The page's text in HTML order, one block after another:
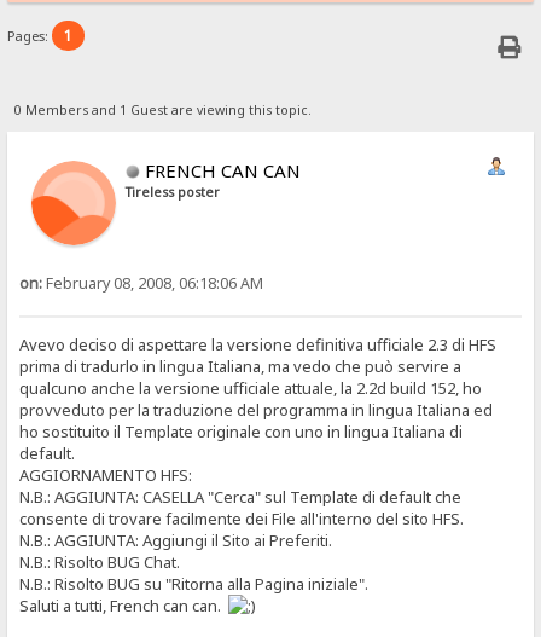
Pages: 1
0 Members and 1 Guest are viewing this topic.
FRENCH CAN CAN
Tireless poster
on:February 08, 2008, 06:18:06 AM
Avevo deciso di aspettare la versione definitiva ufficiale 2.3 di HFS
prima di tradurlo in lingua Italiana, ma vedo che può servire a
qualcuno anche la versione ufficiale attuale, la 2.2d build 152, ho
provveduto per la traduzione del programma in lingua Italiana ed
ho sostituito il Template originale con uno in lingua Italiana di
default.
AGGIORNAMENTO HFS:
N.B.: AGGIUNTA: CASELLA "Cerca" sul Template di default che
consente di trovare facilmente dei File all'interno del sito HFS.
N.B.: AGGIUNTA: Aggiungi il Sito ai Preferiti.
N.B.: Risolto BUG Chat.
N.B.: Risolto BUG su "Ritorna alla Pagina iniziale".
Saluti a tutti, French can can.